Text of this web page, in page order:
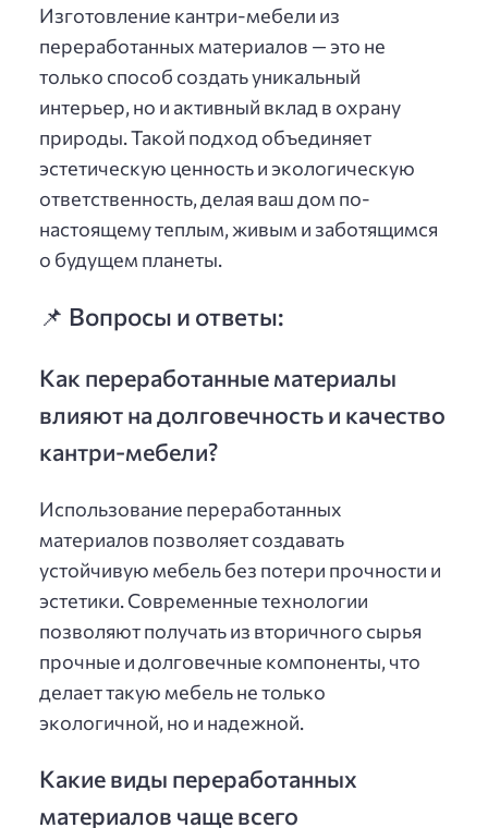
Изготовление кантри-мебели из
переработанных материалов — это не
только способ создать уникальный
интерьер, но и активный вклад в охрану
природы. Такой подход объединяет
эстетическую ценность и экологическую
ответственность, делая ваш дом по-
настоящему теплым, живым и заботящимся
о будущем планеты.
📌 Вопросы и ответы:
Как переработанные материалы
влияют на долговечность и качество
кантри-мебели?
Использование переработанных
материалов позволяет создавать
устойчивую мебель без потери прочности и
эстетики. Современные технологии
позволяют получать из вторичного сырья
прочные и долговечные компоненты, что
делает такую мебель не только
экологичной, но и надежной.
Какие виды переработанных
материалов чаще всего